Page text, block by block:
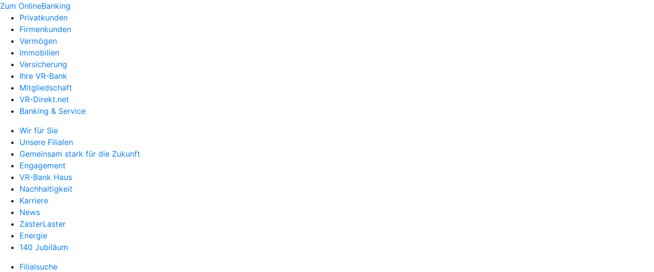
Zum OnlineBanking
Privatkunden
Firmenkunden
Vermögen
Immobilien
Versicherung
Ihre VR-Bank
Mitgliedschaft
VR-Direkt.net
Banking & Service
Wir für Sie
Unsere Filialen
Gemeinsam stark für die Zukunft
Engagement
VR-Bank Haus
Nachhaltigkeit
Karriere
News
ZasterLaster
Energie
140 Jubiläum
Filialsuche